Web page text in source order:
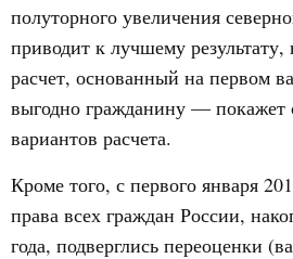
полуторного увеличения
приводит к лучшему
расчет, основанный на первом
выгодно гражданину — покажет
вариантов расчета.
Кроме того, с первого января
права всех граждан России,
года, подверглись переоценки